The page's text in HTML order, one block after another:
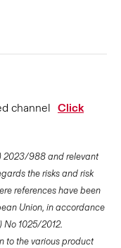
channel Click
2023/988 and relevant
the risks and risk
references have been
Union, in accordance
No 1025/2012.
to the various product